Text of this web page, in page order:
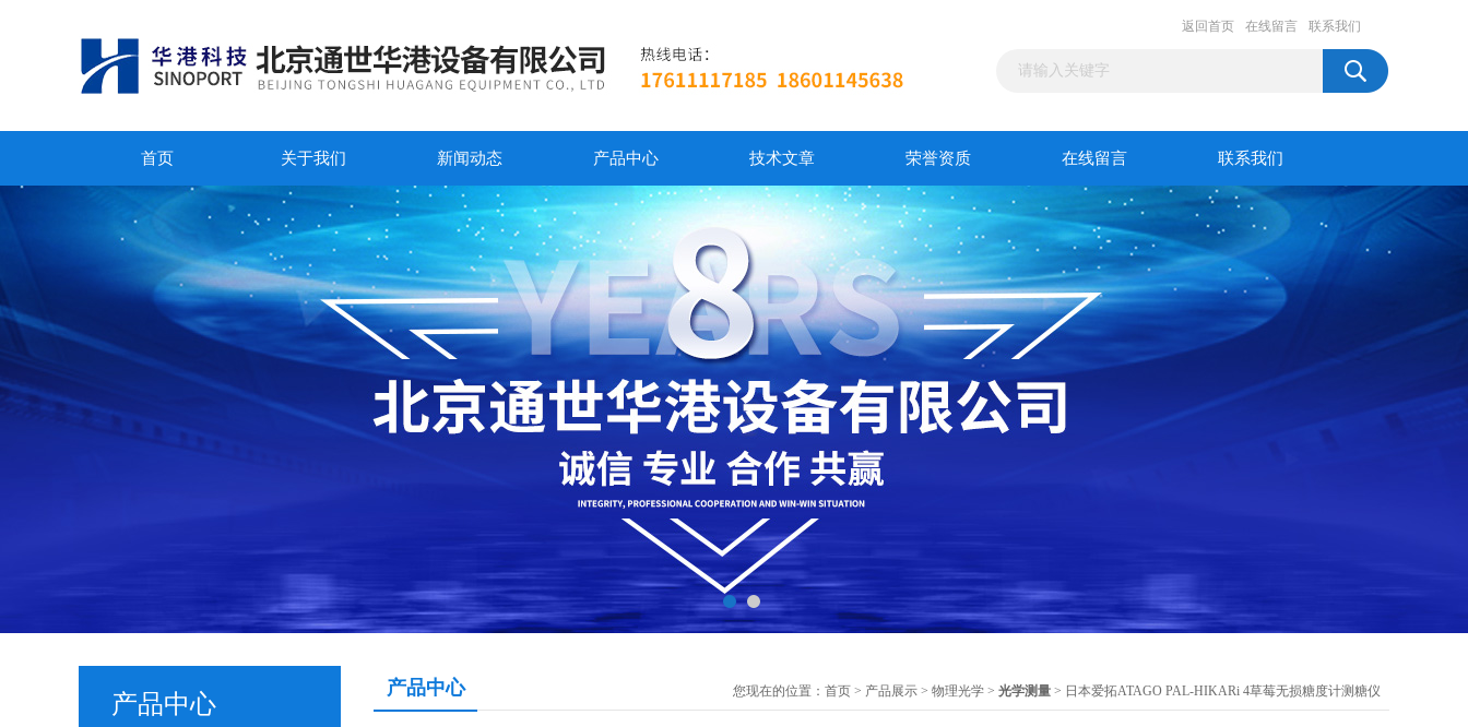
返回首页 在线留言 联系我们
首页 关于我们 新闻动态 产品中心 技术文章 荣誉资质 在线留言 联系我们
产品中心
产品中心 您现在的位置： 首页 > 产品展示 > 物理光学 > 光学测量 > 日本爱拓ATAGO PAL-HIKARi 4草莓无损糖度计测糖仪